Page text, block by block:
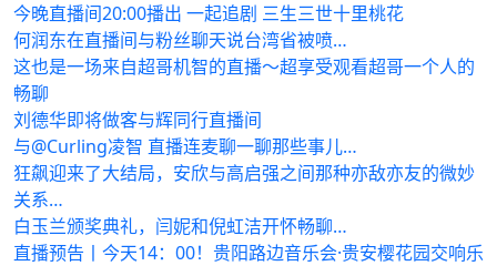
今晚直播间20:00播出 一起追剧 三生三世十里桃花
何润东在直播间与粉丝聊天说台湾省被喷…
这也是一场来自超哥机智的直播～超享受观看超哥一个人的
畅聊
刘德华即将做客与辉同行直播间
与@Curling凌智 直播连麦聊一聊那些事儿…
狂飙迎来了大结局，安欣与高启强之间那种亦敌亦友的微妙
关系…
白玉兰颁奖典礼，闫妮和倪虹洁开怀畅聊…
直播预告丨今天14：00！贵阳路边音乐会·贵安樱花园交响乐